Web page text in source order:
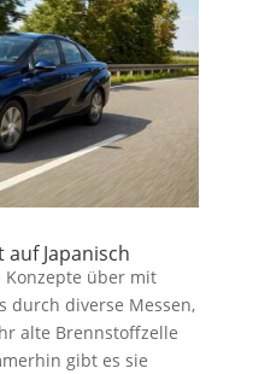
Japanisch
Konzepte über mit
durch diverse Messen,
alte Brennstoffzelle
gibt es sie